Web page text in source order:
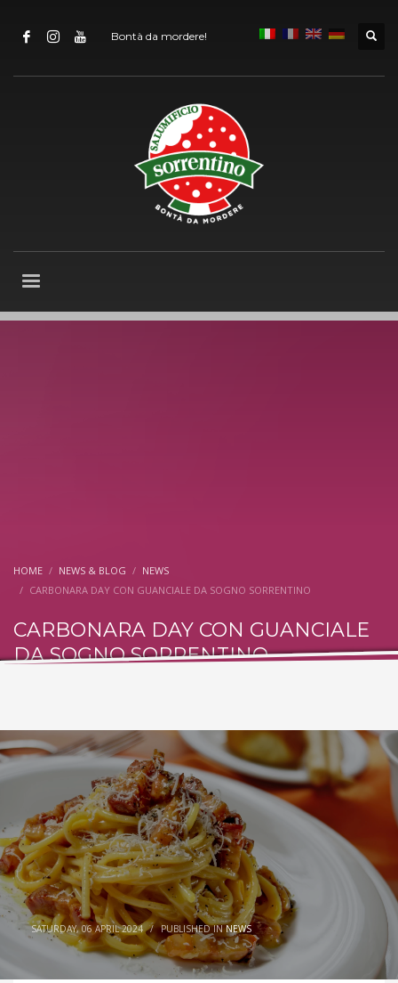
Bontà da mordere!
HOME NEWS & BLOG
NEWS
CARBONARA DAY CON GUANCIALE DA SOGNO SORRENTINO
CARBONARA DAY CON GUANCIALE
DA SOGNO SORRENTINO
SATURDAY, 06 APRIL 2024 / PUBLISHED INNEWS